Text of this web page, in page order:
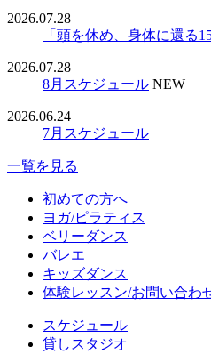
2026.07.28
「頭を休め、身体に還る
2026.07.28
8月スケジュール NEW
2026.06.24
7月スケジュール
一覧を見る
初めての方へ
ヨガ/ピラティス
ベリーダンス
バレエ
キッズダンス
体験レッスン/お問い合わ
スケジュール
貸しスタジオ